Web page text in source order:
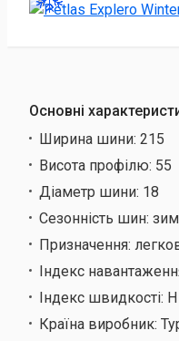
Основні
Ширина шини: 215
Висота профілю: 55
Діаметр шини: 18
Сезонність шин:
Призначення:
Індекс
Індекс швидкості: H
Країна виробник: